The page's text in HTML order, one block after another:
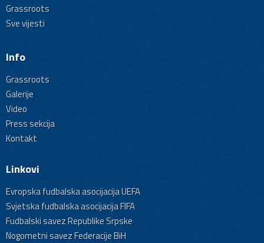
Grassroots
Sve vijesti
Info
Grassroots
Galerije
Video
Press sekcija
Kontakt
Linkovi
Evropska fudbalska asocijacija UEFA
Svjetska fudbalska asocijacija FIFA
Fudbalski savez Republike Srpske
Nogometni savez Federacije BiH